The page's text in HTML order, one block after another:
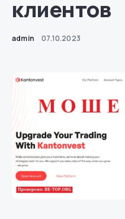
клиентов
admin 07.10.2023